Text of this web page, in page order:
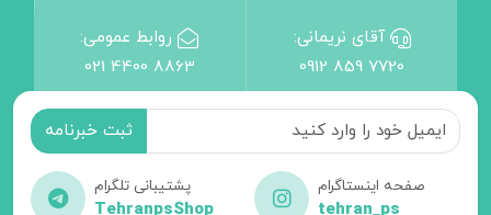
آقای نریمانی:
0912 859 7720
روابط عمومی:
021 4400 8863
صفحه اینستاگرام
tehran_ps
پشتیبانی تلگرام
TehranpsShop